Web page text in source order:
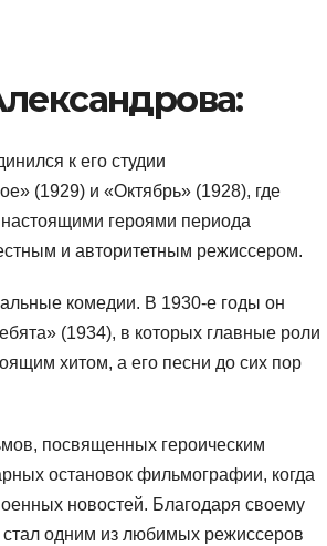
к его студии
(1929) и «Октябрь» (1928), где
героями периода
и авторитетным режиссером.
комедии. В 1930-е годы он
(1934), в которых главные роли
хитом, а его песни до сих пор
посвященных героическим
остановок фильмографии, когда
новостей. Благодаря своему
одним из любимых режиссеров